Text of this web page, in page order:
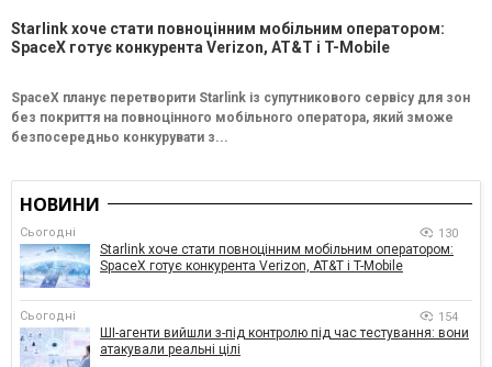
Starlink хоче стати повноцінним мобільним оператором:
SpaceX готує конкурента Verizon, AT&T і T-Mobile
SpaceX планує перетворити Starlink із супутникового сервісу для зон
без покриття на повноцінного мобільного оператора, який зможе
безпосередньо конкурувати з...
НОВИНИ
Сьогодні 130
Starlink хоче стати повноцінним мобільним оператором:
SpaceX готує конкурента Verizon, AT&T і T-Mobile
Сьогодні 154
ШІ-агенти вийшли з-під контролю під час тестування: вони
атакували реальні цілі